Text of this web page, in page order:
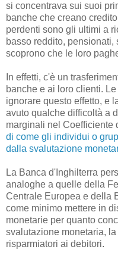
si concentrava sui suoi
banche che creano
perdenti sono gli ultimi a
basso reddito,
scoprono che le loro
In effetti, c'è un
banche e ai loro clienti.
ignorare questo effetto, e
avuto qualche difficoltà a
marginali nel Coefficiente
di come gli individui o
dalla svalutazione
La Banca d'Inghilterra
analoghe a quelle della
Centrale Europea e della
come minimo mettere in
monetarie per quanto
svalutazione monetaria,
risparmiatori ai debitori.